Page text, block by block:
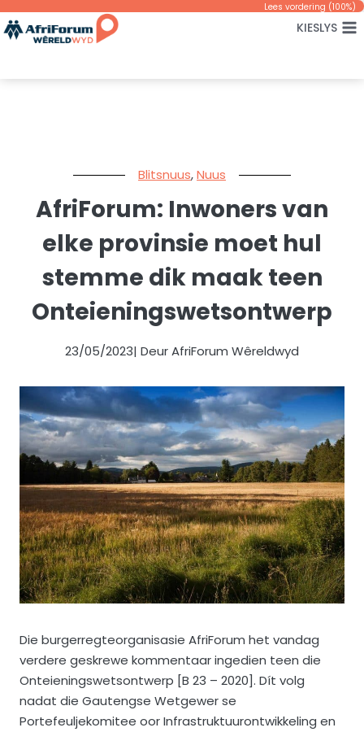
Skip
to
Lees vordering (100%)
KIESLYS
Blitsnuus,Nuus
AfriForum: Inwoners van
elke provinsie moet hul
stemme dik maak teen
Onteieningswetsontwerp
23/05/2023| Deur AfriForum Wêreldwyd
Die burgerregteorganisasie AfriForum het vandag
verdere geskrewe kommentaar ingedien teen die
Onteieningswetsontwerp [B 23 – 2020]. Dít volg
nadat die Gautengse Wetgewer se
Portefeuljekomitee oor Infrastruktuurontwikkeling en